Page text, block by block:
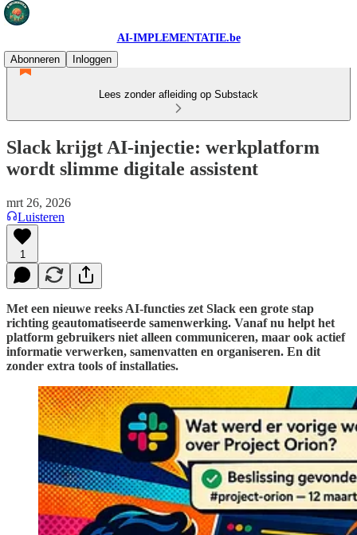
AI-IMPLEMENTATIE.be
Abonneren
Inloggen
Lees zonder afleiding op Substack
Slack krijgt AI-injectie: werkplatform
wordt slimme digitale assistent
mrt 26, 2026
Luisteren
1
Met een nieuwe reeks AI-functies zet Slack een grote stap
richting geautomatiseerde samenwerking. Vanaf nu helpt het
platform gebruikers niet alleen communiceren, maar ook actief
informatie verwerken, samenvatten en organiseren. En dit
zonder extra tools of installaties.